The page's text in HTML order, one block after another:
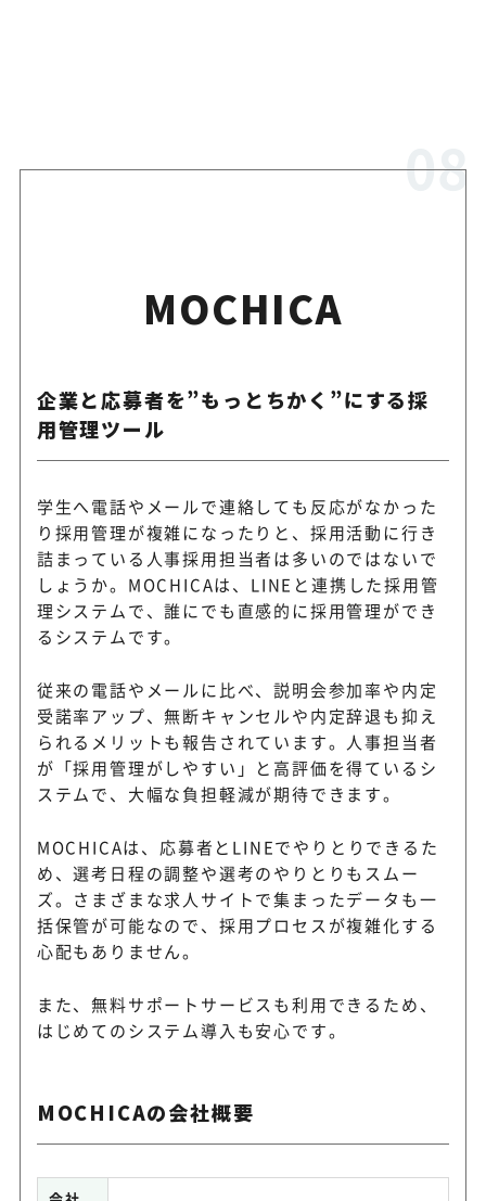
MOCHICA
企業と応募者を”もっとちかく”にする採
用管理ツール
学生へ電話やメールで連絡しても反応がなかった
り採用管理が複雑になったりと、採用活動に行き
詰まっている人事採用担当者は多いのではないで
しょうか。MOCHICAは、LINEと連携した採用管
理システムで、誰にでも直感的に採用管理ができ
るシステムです。
従来の電話やメールに比べ、説明会参加率や内定
受諾率アップ、無断キャンセルや内定辞退も抑え
られるメリットも報告されています。人事担当者
が「採用管理がしやすい」と高評価を得ているシ
ステムで、大幅な負担軽減が期待できます。
MOCHICAは、応募者とLINEでやりとりできるた
め、選考日程の調整や選考のやりとりもスムー
ズ。さまざまな求人サイトで集まったデータも一
括保管が可能なので、採用プロセスが複雑化する
心配もありません。
また、無料サポートサービスも利用できるため、
はじめてのシステム導入も安心です。
MOCHICAの会社概要